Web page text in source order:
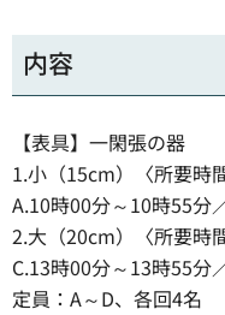
内容
【表具】一閑張の器
1.小（15cm）〈所要時
A.10時00分～10時55分
2.大（20cm）〈所要時
C.13時00分～13時55分
定員：A～D、各回4名